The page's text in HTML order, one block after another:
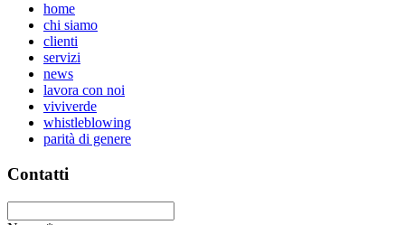
home
chi siamo
clienti
servizi
news
lavora con noi
viviverde
whistleblowing
parità di genere
Contatti